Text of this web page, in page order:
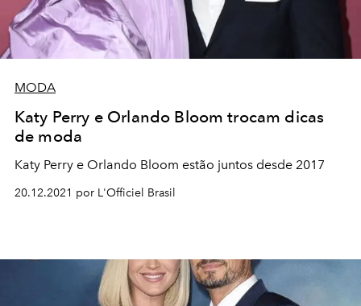
MODA
Katy Perry e Orlando Bloom trocam dicas
de moda
Katy Perry e Orlando Bloom estão juntos desde 2017
20.12.2021 por L'Officiel Brasil